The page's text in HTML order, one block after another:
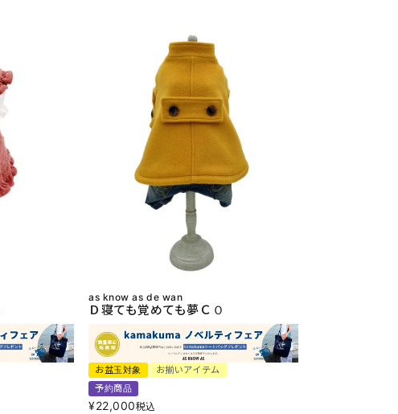
as know as de wan
Ｄ寝ても覚めても夢ＣＯ
お盆玉対象
お揃いアイテム
予約商品
¥22,000税込